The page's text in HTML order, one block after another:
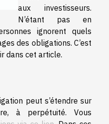
aux investisseurs.
N’étant pas en
ignorent quels
des obligations. C’est
dans cet article.
peut s’étendre sur
à perpétuité. Vous